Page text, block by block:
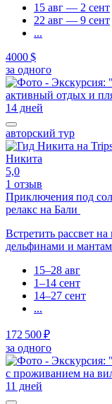
15 авг — 2 сент
22 авг — 9 сент
...
4000 $
за одного
14 дней
авторский тур
Никита
5,0
1 отзыв
Приключения под
релакс на Бали
Встретить рассвет
дельфинами и
15–28 авг
1–14 сент
14–27 сент
...
172 500 ₽
за одного
11 дней